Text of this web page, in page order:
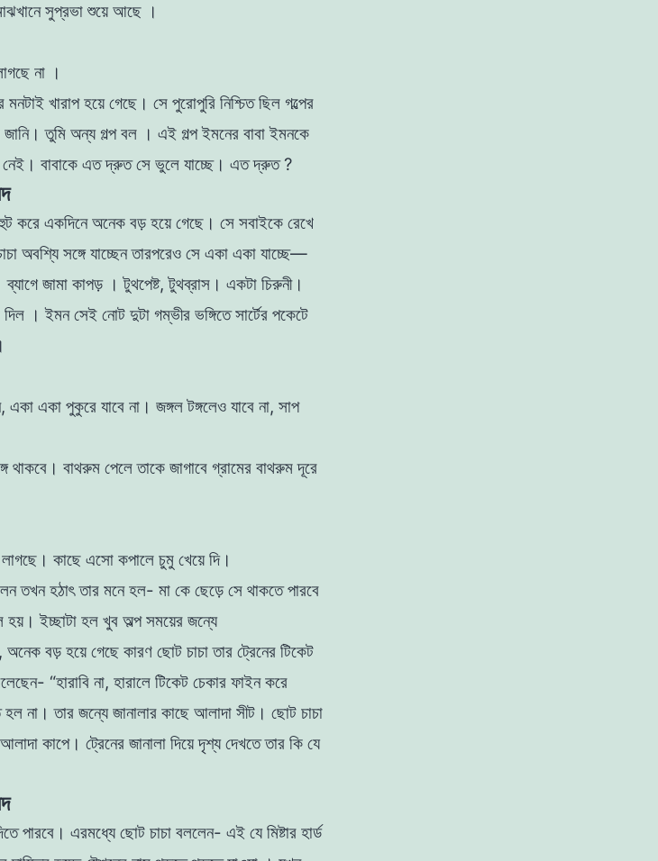
সুপ্রভা শুয়ে আছে ।
না ।
মনটাই খারাপ হয়ে গেছে। সে পুরােপুরি নিশ্চিত ছিল গল্পের
জানি। তুমি অন্য গল্প বল । এই গল্প ইমনের বাবা ইমনকে
নেই। বাবাকে এত দ্রুত সে ভুলে যাচ্ছে। এতদ্রুত ?
করে একদিনে অনেক বড় হয়ে গেছে। সে সবাইকে রেখে
অবশ্যি সঙ্গে যাচ্ছেন তারপরেও সে একা একা যাচ্ছে—
ব্যাগে জামা কাপড় । টুথপেষ্ট, টুথব্রাস। একটা চিরুনী।
। ইমন সেই নােট দুটা গম্ভীর ভঙ্গিতে সার্টের পকেটে
একা পুকুরে যাবে না। জঙ্গল টঙ্গলেও যাবে না, সাপ
থাকবে। বাথরুম পেলেতাকে জাগাবে গ্রামের বাথরুম দূরে
কাছে এসাে কপালে চুমু খেয়ে দি।
তখন হঠাৎ তার মনে হল- মা কে ছেড়ে সে থাকতে পারবে
হয়। ইচ্ছাটা হল খুব অল্প সময়ের জন্যে
অনেক বড় হয়ে গেছে কারণ ছােট চাচা তার ট্রেনের টিকেট
“হারাবি না, হারালে টিকেট চেকার ফাইন করে
না। তার জন্যে জানালার কাছে আলাদা সীট। ছােট চাচা
কাপে। ট্রেনের জানালা দিয়ে দৃশ্য দেখতে তার কি যে
পারবে। এরমধ্যে ছােট চাচা বললেন- এই যে মিষ্টার হার্ড